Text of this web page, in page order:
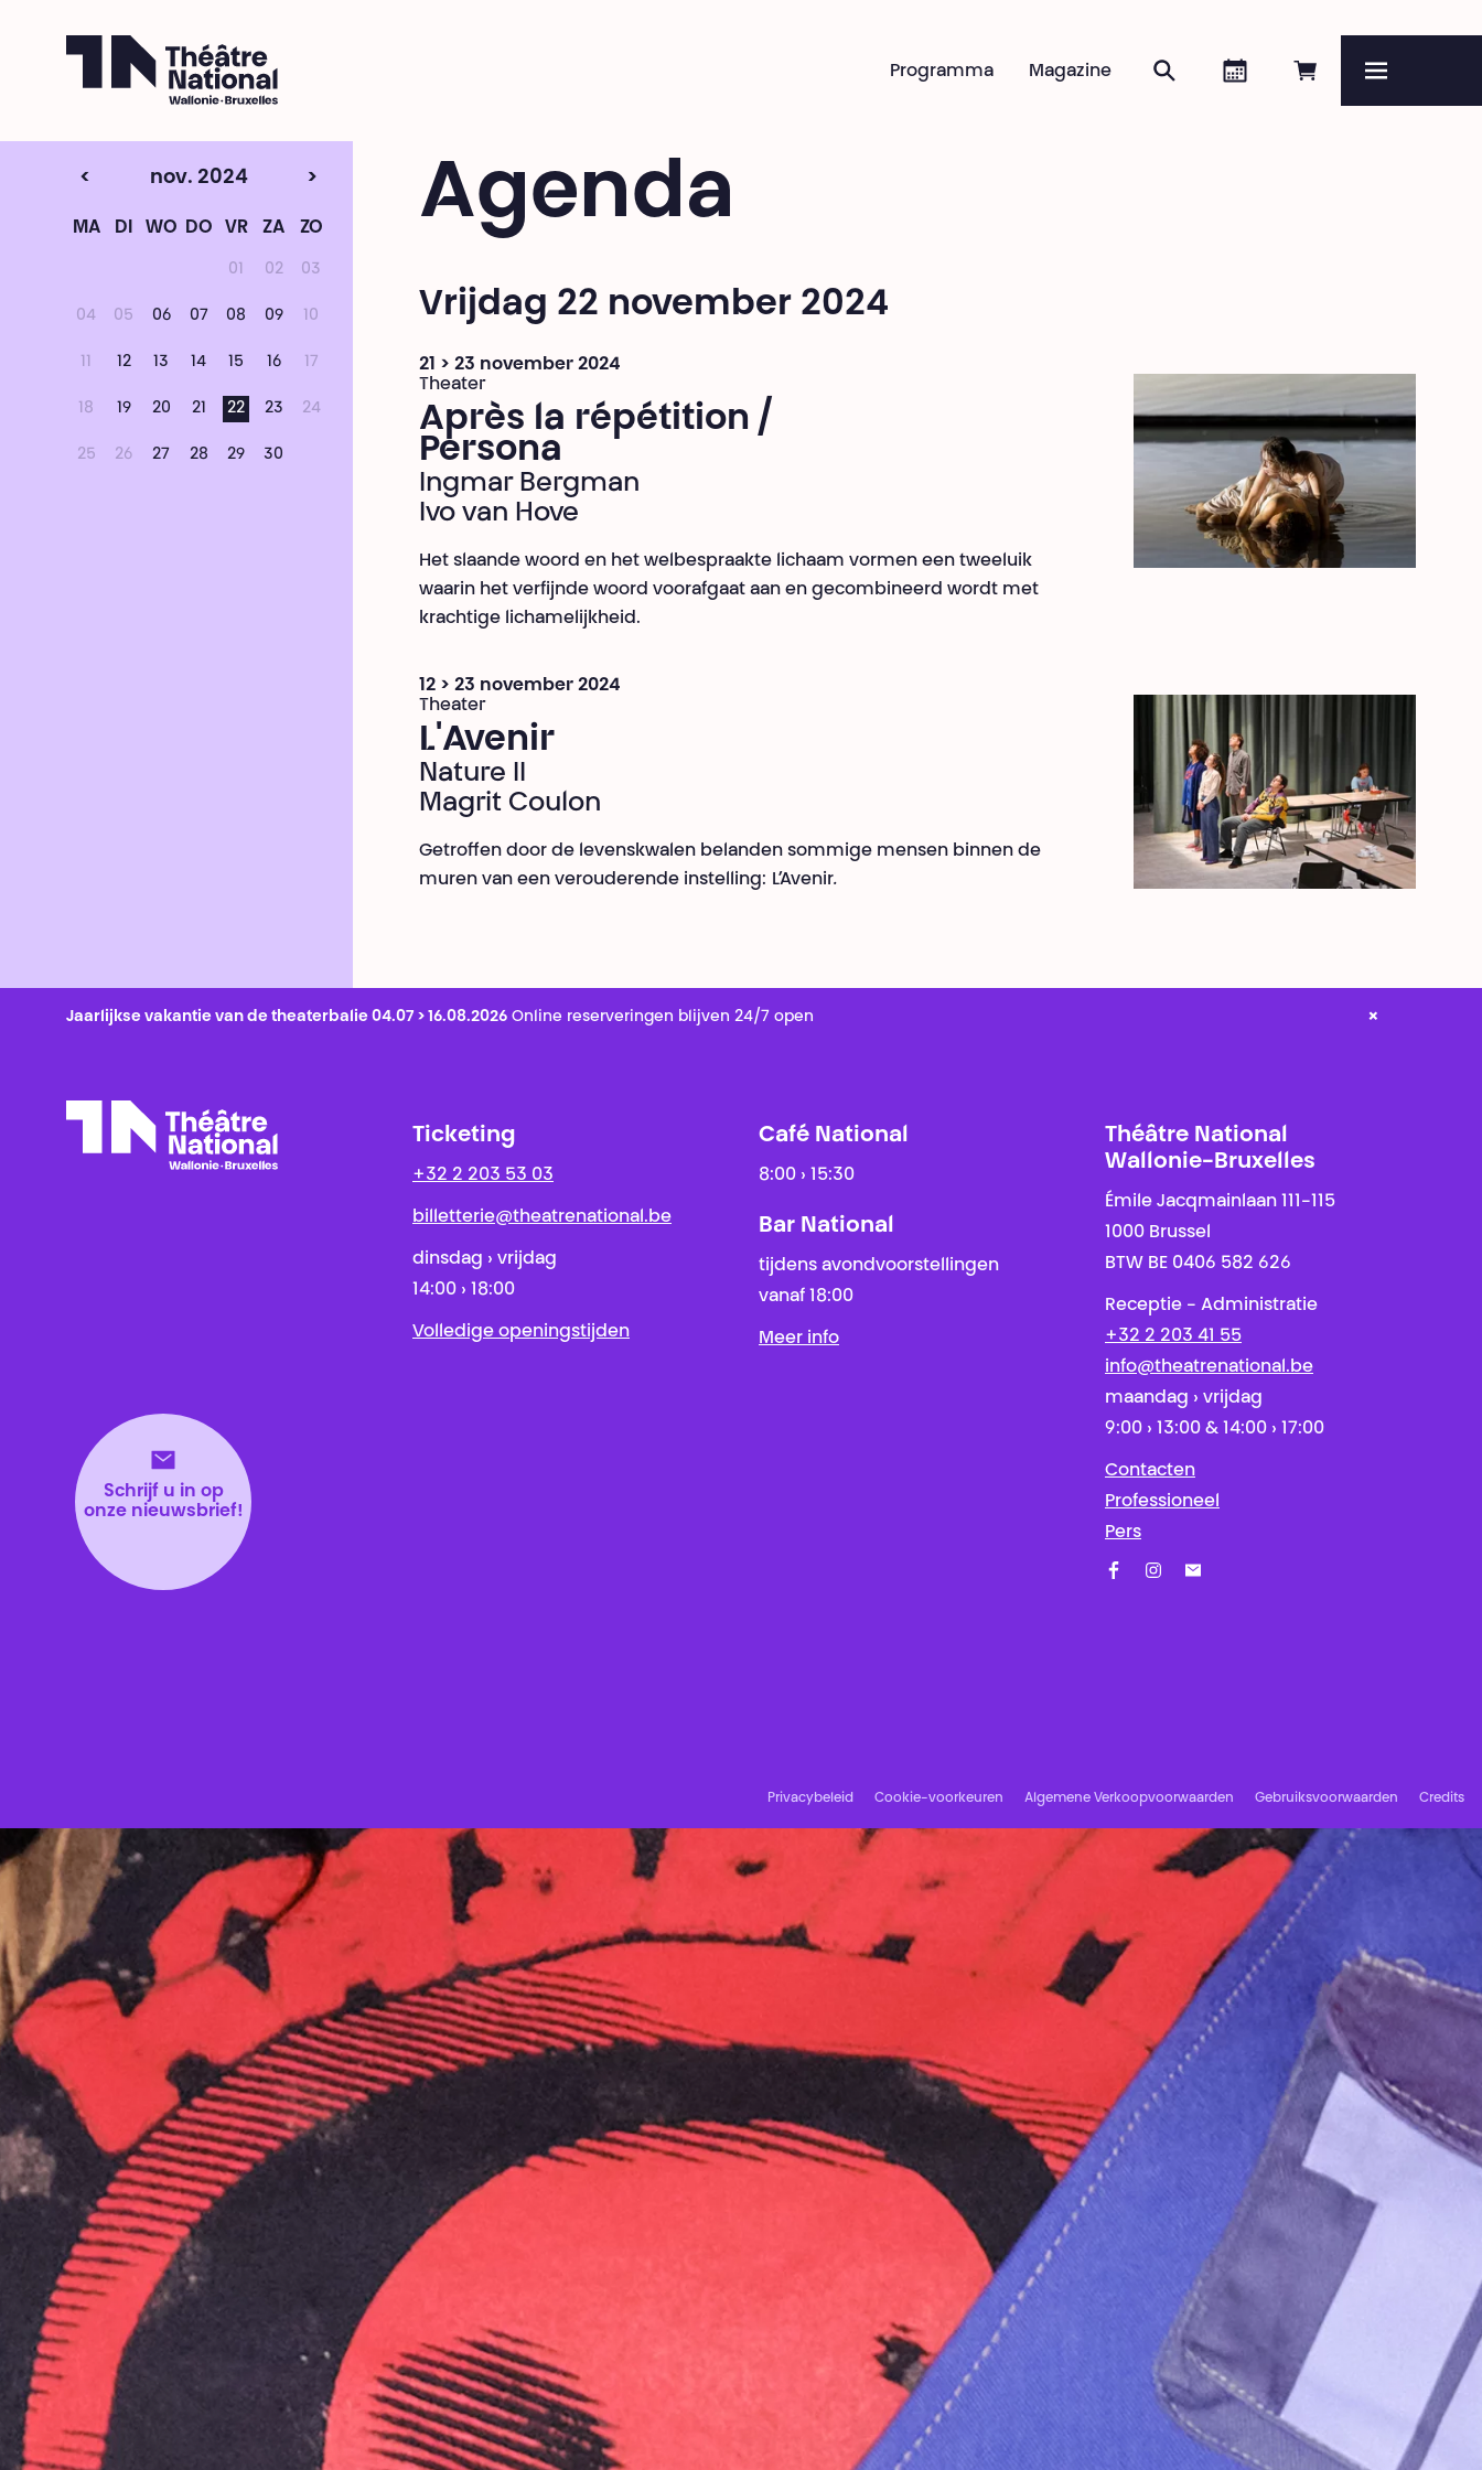
Online reserveren
Agenda
Zoeken
Magazine
Programma
Agenda
< nov. 2024 >
MA DI WO DO VR ZA ZO
01 02 03
04 05 06 07 08 09 10
11 12 13 14 15 16 17
18 19 20 21 22 23 24
25 26 27 28 29 30
Vrijdag 22 november 2024
21 > 23 november 2024
Theater
Après la répétition /
Persona
Ingmar Bergman
Ivo van Hove
Het slaande woord en het welbespraakte lichaam vormen een tweeluik
waarin het verfijnde woord voorafgaat aan en gecombineerd wordt met
krachtige lichamelijkheid.
12 > 23 november 2024
Theater
L'Avenir
Nature II
Magrit Coulon
Getroffen door de levenskwalen belanden sommige mensen binnen de
muren van een verouderende instelling: L’Avenir.
Jaarlijkse vakantie van de theaterbalie 04.07 > 16.08.2026 Online reserveringen blijven 24/7 open ×
Schrijf u in op
onze nieuwsbrief!
Ticketing
+32 2 203 53 03
billetterie@theatrenational.be
dinsdag › vrijdag
14:00 › 18:00
Volledige openingstijden
Café National
8:00 › 15:30
Bar National
tijdens avondvoorstellingen
vanaf 18:00
Meer info
Théâtre National
Wallonie-Bruxelles
Émile Jacqmainlaan 111-115
1000 Brussel
BTW BE 0406 582 626
Receptie - Administratie
+32 2 203 41 55
info@theatrenational.be
maandag › vrijdag
9:00 › 13:00 & 14:00 › 17:00
Contacten
Professioneel
Pers
Privacybeleid Cookie-voorkeuren Algemene Verkoopvoorwaarden Gebruiksvoorwaarden Credits